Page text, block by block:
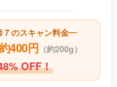
7 のスキャン料金
400円 （約200g）
OFF！